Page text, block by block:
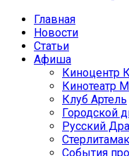
Главная
Новости
Статьи
Афиша
Киноцентр
Кинотеатр
Клуб Артель
Городской
Русский
События